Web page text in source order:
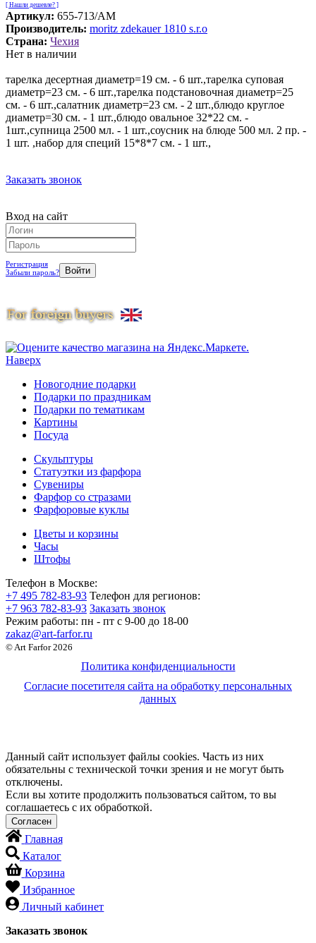
[ Нашли дешевле? ]
Артикул: 655-713/AM
Производитель: moritz zdekauer 1810 s.r.o
Страна: Чехия
Нет в наличии
тарелка десертная диаметр=19 см. - 6 шт.,тарелка суповая
диаметр=23 см. - 6 шт.,тарелка подстановочная диаметр=25
см. - 6 шт.,салатник диаметр=23 см. - 2 шт.,блюдо круглое
диаметр=30 см. - 1 шт.,блюдо овальное 32*22 см. -
1шт.,супница 2500 мл. - 1 шт.,соусник на блюде 500 мл. 2 пр. -
1 шт. ,набор для специй 15*8*7 см. - 1 шт.,
Заказать звонок
Вход на сайт
Регистрация
Забыли пароль?
Наверх
Новогодние подарки
Подарки по праздникам
Подарки по тематикам
Картины
Посуда
Скульптуры
Статуэтки из фарфора
Сувениры
Фарфор со стразами
Фарфоровые куклы
Цветы и корзины
Часы
Штофы
Телефон в Москве:
+7 495 782-83-93 Телефон для регионов:
+7 963 782-83-93 Заказать звонок
Режим работы: пн - пт c 9-00 до 18-00
zakaz@art-farfor.ru
© Art Farfor 2026
Политика конфиденциальности
Согласие посетителя сайта на обработку персональных
данных
Данный сайт использует файлы cookies. Часть из них
обязательны с технической точки зрения и не могут быть
отключены.
Если вы хотите продолжить пользоваться сайтом, то вы
соглашаетесь с их обработкой.
Главная
Каталог
Корзина
Избранное
Личный кабинет
Заказать звонок